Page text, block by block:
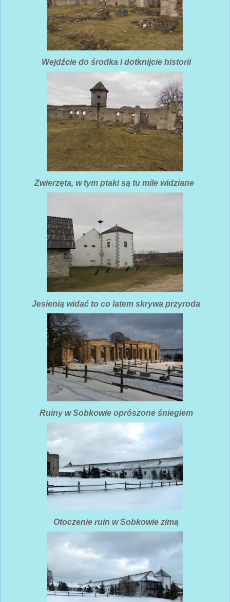
Wejdźcie do środka i dotknijcie historii
Zwierzęta, w tym ptaki są tu mile widziane
Jesienią widać to co latem skrywa przyroda
Ruiny w Sobkowie oprószone śniegiem
Otoczenie ruin w Sobkowie zimą